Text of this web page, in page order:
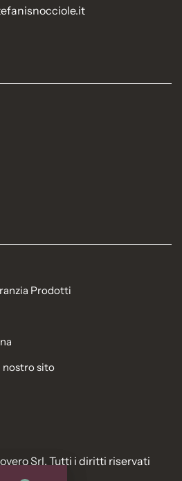
Prodotti
nostro sito
Srl. Tutti i diritti riservati